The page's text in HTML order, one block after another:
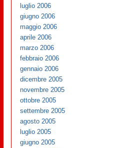
luglio 2006
giugno 2006
maggio 2006
aprile 2006
marzo 2006
febbraio 2006
gennaio 2006
dicembre 2005
novembre 2005
ottobre 2005
settembre 2005
agosto 2005
luglio 2005
giugno 2005